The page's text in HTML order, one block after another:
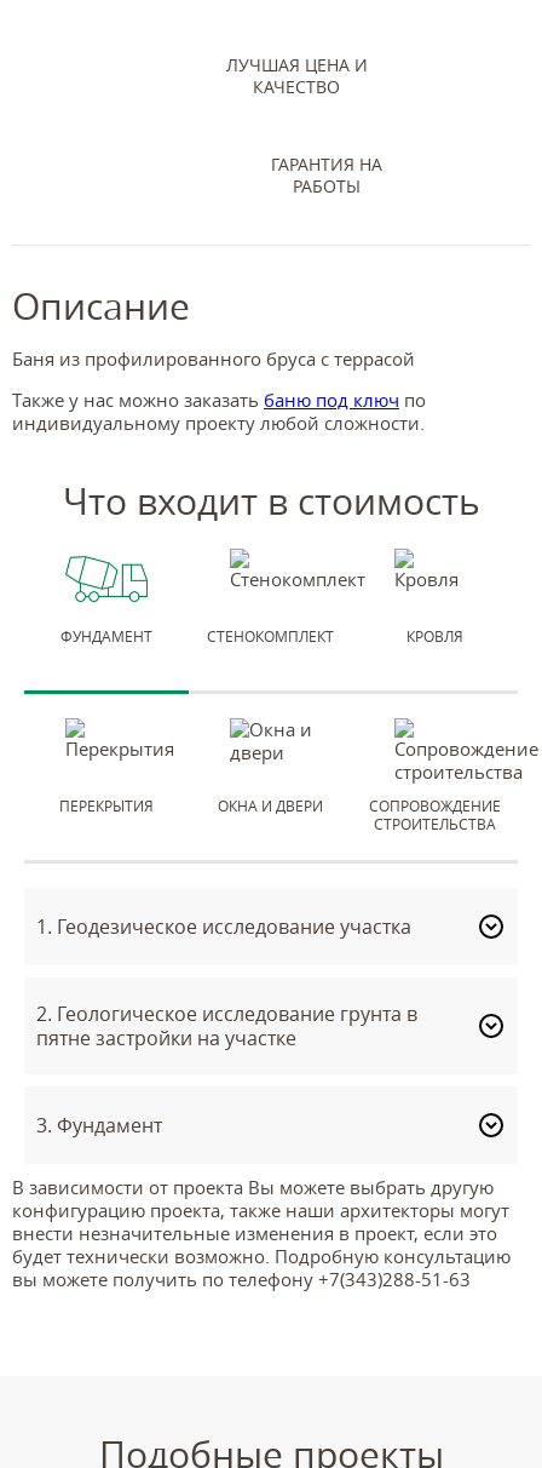
ЛУЧШАЯ ЦЕНА И
КАЧЕСТВО
ГАРАНТИЯ НА
РАБОТЫ
Описание
Баня из профилированного бруса с террасой
Также у нас можно заказать баню под ключ по
индивидуальному проекту любой сложности.
Что входит в стоимость
ФУНДАМЕНТ СТЕНОКОМПЛЕКТ КРОВЛЯ
ПЕРЕКРЫТИЯ ОКНА И ДВЕРИ
СОПРОВОЖДЕНИЕ
СТРОИТЕЛЬСТВА
1. Геодезическое исследование участка
2. Геологическое исследование грунта в
пятне застройки на участке
3. Фундамент
В зависимости от проекта Вы можете выбрать другую
конфигурацию проекта, также наши архитекторы могут
внести незначительные изменения в проект, если это
будет технически возможно. Подробную консультацию
вы можете получить по телефону +7(343)288-51-63
Подобные проекты